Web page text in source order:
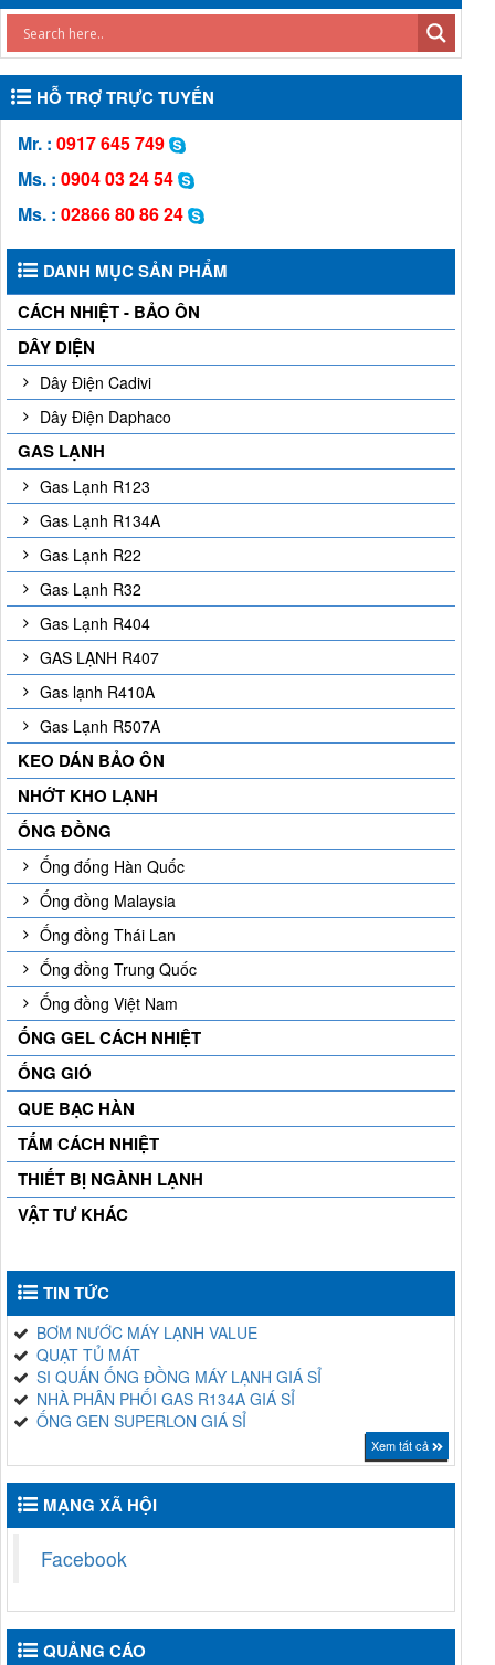
HỖ TRỢ TRỰC TUYẾN
Mr. : 0917 645 749
Ms. : 0904 03 24 54
Ms. : 02866 80 86 24
DANH MỤC SẢN PHẨM
CÁCH NHIỆT - BẢO ÔN
DÂY DIỆN
Dây Điện Cadivi
Dây Điện Daphaco
GAS LẠNH
Gas Lạnh R123
Gas Lạnh R134A
Gas Lạnh R22
Gas Lạnh R32
Gas Lạnh R404
GAS LẠNH R407
Gas lạnh R410A
Gas Lạnh R507A
KEO DÁN BẢO ÔN
NHỚT KHO LẠNH
ỐNG ĐỒNG
Ống đống Hàn Quốc
Ống đồng Malaysia
Ống đồng Thái Lan
Ống đồng Trung Quốc
Ống đồng Việt Nam
ỐNG GEL CÁCH NHIỆT
ỐNG GIÓ
QUE BẠC HÀN
TẤM CÁCH NHIỆT
THIẾT BỊ NGÀNH LẠNH
VẬT TƯ KHÁC
TIN TỨC
BƠM NƯỚC MÁY LẠNH VALUE
QUẠT TỦ MÁT
SI QUẤN ỐNG ĐỒNG MÁY LẠNH GIÁ SỈ
NHÀ PHÂN PHỐI GAS R134A GIÁ SỈ
ỐNG GEN SUPERLON GIÁ SỈ
Xem tất cả
MẠNG XÃ HỘI
Facebook
QUẢNG CÁO